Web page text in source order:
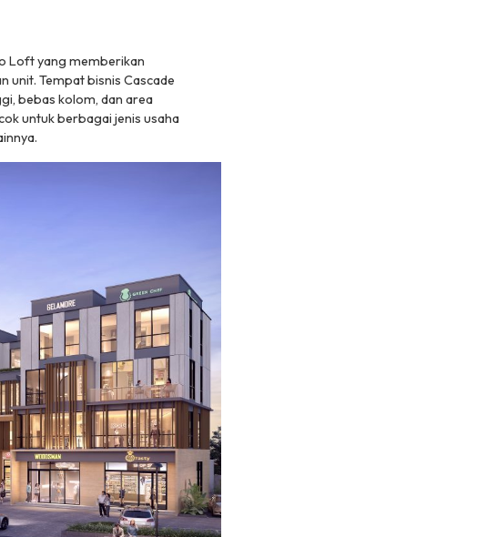
Loft yang memberikan
unit. Tempat bisnis Cascade
bebas kolom, dan area
untuk berbagai jenis usaha